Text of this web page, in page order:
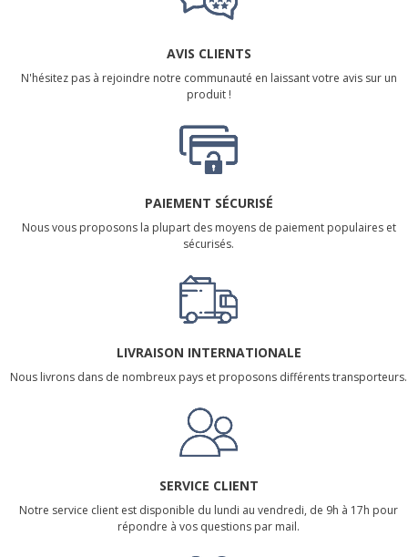
AVIS CLIENTS
N'hésitez pas à rejoindre notre communauté en laissant votre avis sur un
produit !
PAIEMENT SÉCURISÉ
Nous vous proposons la plupart des moyens de paiement populaires et
sécurisés.
LIVRAISON INTERNATIONALE
Nous livrons dans de nombreux pays et proposons différents transporteurs.
SERVICE CLIENT
Notre service client est disponible du lundi au vendredi, de 9h à 17h pour
répondre à vos questions par mail.